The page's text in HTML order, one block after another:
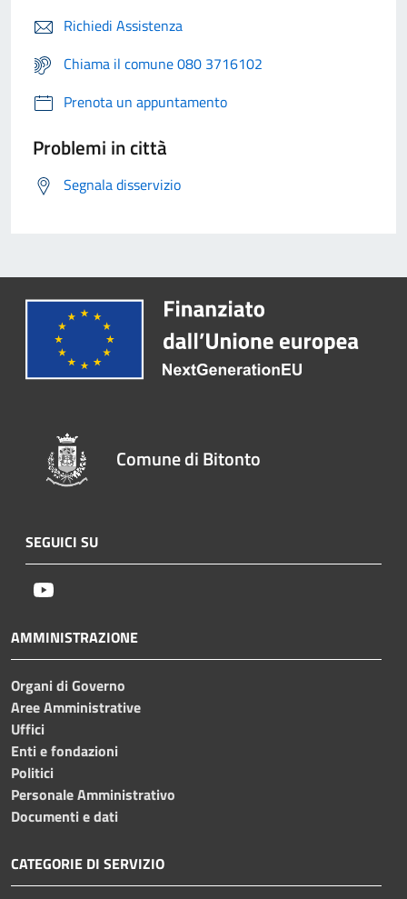
Richiedi Assistenza
Chiama il comune 080 3716102
Prenota un appuntamento
Problemi in città
Segnala disservizio
Comune di Bitonto
SEGUICI SU
AMMINISTRAZIONE
Organi di Governo
Aree Amministrative
Uffici
Enti e fondazioni
Politici
Personale Amministrativo
Documenti e dati
CATEGORIE DI SERVIZIO